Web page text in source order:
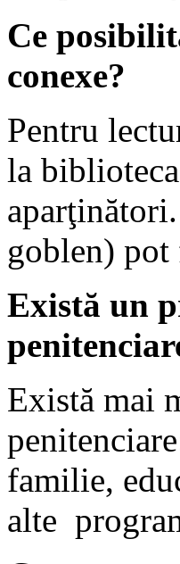
Ce
conexe?
Pentru
la
goblen) pot
Există un
Există mai
familie,
alte